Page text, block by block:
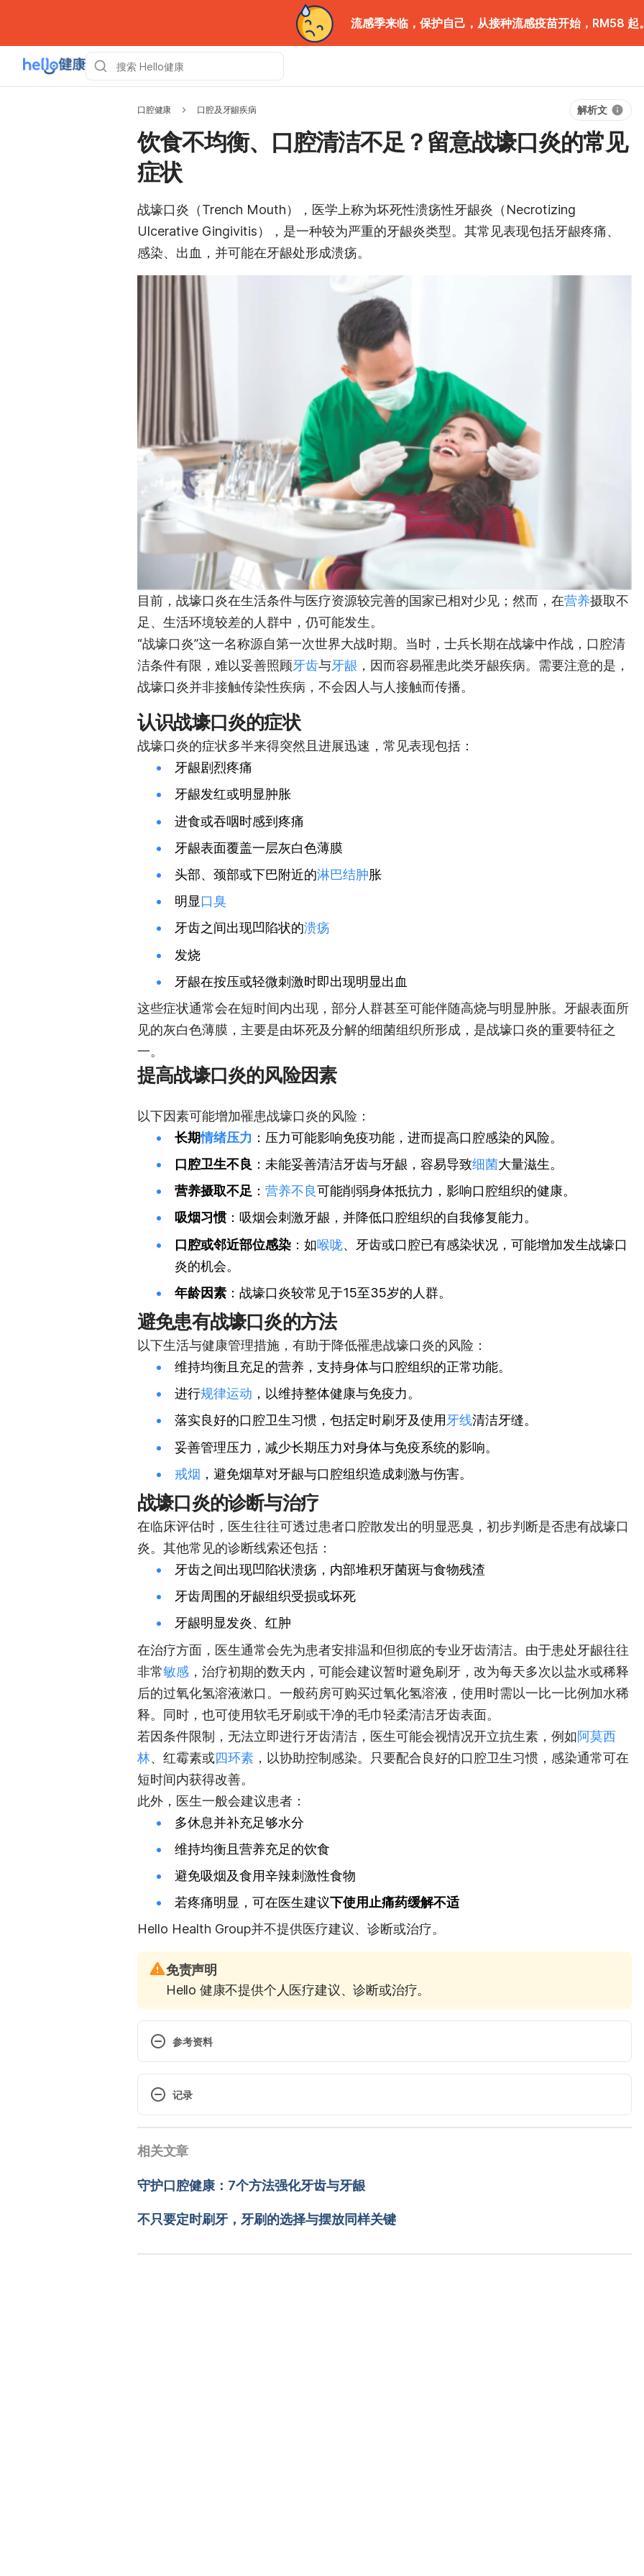
流感季来临，保护自己，从接种流感疫苗开始，RM58 起
口腔健康 口腔及牙龈疾病 解析文
饮食不均衡、口腔清洁不足？留意战壕口炎的常见
症状
战壕口炎（Trench Mouth），医学上称为坏死性溃疡性牙龈炎（Necrotizing
Ulcerative Gingivitis），是一种较为严重的牙龈炎类型。其常见表现包括牙龈疼痛、
感染、出血，并可能在牙龈处形成溃疡。
目前，战壕口炎在生活条件与医疗资源较完善的国家已相对少见；然而，在营养摄取不
足、生活环境较差的人群中，仍可能发生。
“战壕口炎”这一名称源自第一次世界大战时期。当时，士兵长期在战壕中作战，口腔清
洁条件有限，难以妥善照顾牙齿与牙龈 ，因而容易罹患此类牙龈疾病。需要注意的是，
战壕口炎并非接触传染性疾病，不会因人与人接触而传播。
认识战壕口炎的症状
战壕口炎的症状多半来得突然且进展迅速，常见表现包括：
牙龈剧烈疼痛
牙龈发红或明显肿胀
进食或吞咽时感到疼痛
牙龈表面覆盖一层灰白色薄膜
头部、颈部或下巴附近的淋巴结肿胀
明显口臭
牙齿之间出现凹陷状的溃疡
发烧
牙龈在按压或轻微刺激时即出现明显出血
这些症状通常会在短时间内出现，部分人群甚至可能伴随高烧与明显肿胀。牙龈表面所
见的灰白色薄膜，主要是由坏死及分解的细菌组织所形成，是战壕口炎的重要特征之
一。
提高战壕口炎的风险因素
以下因素可能增加罹患战壕口炎的风险：
长期情绪压力 ：压力可能影响免疫功能，进而提高口腔感染的风险。
口腔卫生不良 ：未能妥善清洁牙齿与牙龈，容易导致细菌大量滋生。
营养摄取不足 ： 营养不良可能削弱身体抵抗力，影响口腔组织的健康。
吸烟习惯：吸烟会刺激牙龈，并降低口腔组织的自我修复能力。
口腔或邻近部位感染 ：如喉咙、牙齿或口腔已有感染状况，可能增加发生战壕口
炎的机会。
年龄因素 ：战壕口炎较常见于15至35岁的人群。
避免患有战壕口炎的方法
以下生活与健康管理措施，有助于降低罹患战壕口炎的风险：
维持均衡且充足的营养，支持身体与口腔组织的正常功能。
进行规律运动 ，以维持整体健康与免疫力。
落实良好的口腔卫生习惯，包括定时刷牙及使用牙线清洁牙缝。
妥善管理压力，减少长期压力对身体与免疫系统的影响。
戒烟 ，避免烟草对牙龈与口腔组织造成刺激与伤害。
战壕口炎的诊断与治疗
在临床评估时，医生往往可透过患者口腔散发出的明显恶臭，初步判断是否患有战壕口
炎。其他常见的诊断线索还包括：
牙齿之间出现凹陷状溃疡，内部堆积牙菌斑与食物残渣
牙齿周围的牙龈组织受损或坏死
牙龈明显发炎、红肿
在治疗方面，医生通常会先为患者安排温和但彻底的专业牙齿清洁。由于患处牙龈往往
非常敏感 ，治疗初期的数天内，可能会建议暂时避免刷牙，改为每天多次以盐水或稀释
后的过氧化氢溶液漱口。一般药房可购买过氧化氢溶液，使用时需以一比一比例加水稀
释。同时，也可使用软毛牙刷或干净的毛巾轻柔清洁牙齿表面。
若因条件限制，无法立即进行牙齿清洁，医生可能会视情况开立抗生素，例如阿莫西
林、红霉素或四环素 ，以协助控制感染。只要配合良好的口腔卫生习惯，感染通常可在
短时间内获得改善。
此外，医生一般会建议患者：
多休息并补充足够水分
维持均衡且营养充足的饮食
避免吸烟及食用辛辣刺激性食物
若疼痛明显，可在医生建议下使用止痛药缓解不适
Hello Health Group并不提供医疗建议、诊断或治疗。
免责声明
Hello 健康不提供个人医疗建议、诊断或治疗。
参考资料
Trench Mouth. https://www.healthline.com/health/trench-mouth. Accessed February 20,
2020.
diseases/acute-necrotizing-ulcerative-gingivitis-anug. Accessed February 20, 2020.
记录
2026/02/04
醫學審稿：
賴建翰醫師
由
Jeff Ong
相关文章
守护口腔健康：7个方法强化牙齿与牙龈
不只要定时刷牙，牙刷的选择与摆放同样关键